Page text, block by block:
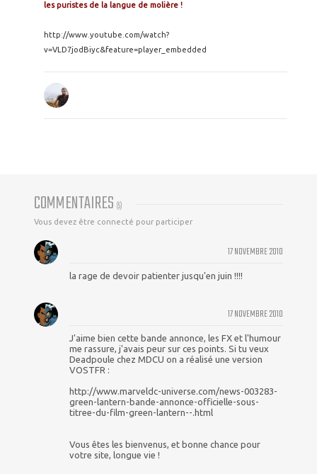
les puristes de la langue de molière !
http://www.youtube.com/watch?
v=VLD7jodBiyc&feature=player_embedded
COMMENTAIRES (5)
Vous devez être connecté pour participer
17 NOVEMBRE 2010
la rage de devoir patienter jusqu'en juin !!!!
17 NOVEMBRE 2010
J'aime bien cette bande annonce, les FX et l'humour
me rassure, j'avais peur sur ces points. Si tu veux
Deadpoule chez MDCU on a réalisé une version
VOSTFR :
http://www.marveldc-universe.com/news-003283-
green-lantern-bande-annonce-officielle-sous-
titree-du-film-green-lantern--.html
Vous êtes les bienvenus, et bonne chance pour
votre site, longue vie !